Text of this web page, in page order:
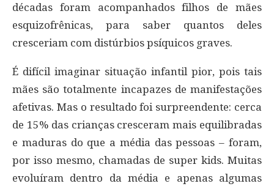
décadas foram acompanhados filhos de mães
esquizofrênicas, para saber quantos deles
cresceriam com distúrbios psíquicos graves.
É difícil imaginar situação infantil pior, pois tais
mães são totalmente incapazes de manifestações
afetivas. Mas o resultado foi surpreendente: cerca
de 15% das crianças cresceram mais equilibradas
e maduras do que a média das pessoas – foram,
por isso mesmo, chamadas de super kids. Muitas
evoluíram dentro da média e apenas algumas